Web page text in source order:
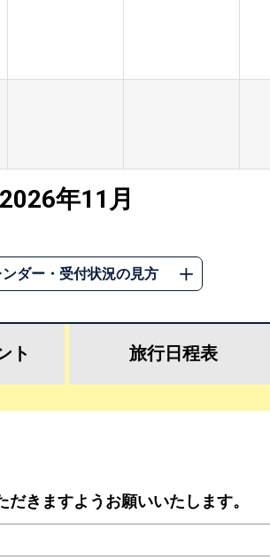
2026年11月
ンダー・受付状況の見方
ト 旅行日程表
きますようお願いいたします。